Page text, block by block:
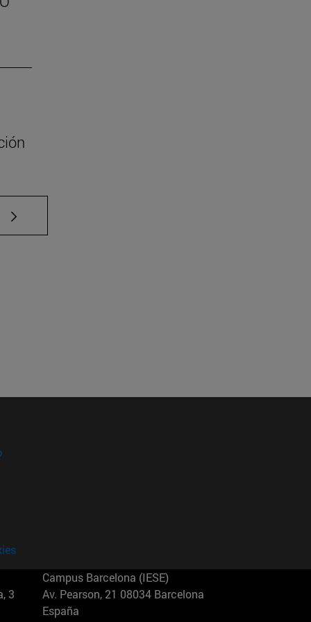
TAB para desplazarse.
3
Campus Barcelona (IESE)
Av. Pearson, 21 08034 Barcelona
España